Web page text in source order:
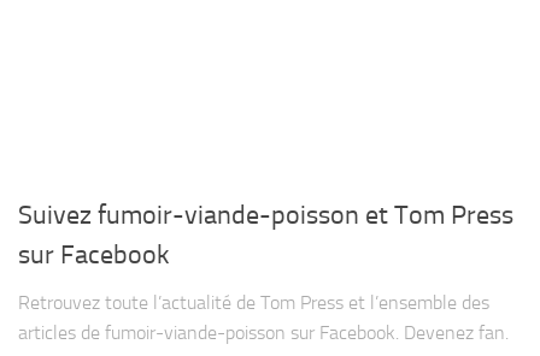
Suivez fumoir-viande-poisson et Tom Press
sur Facebook
Retrouvez toute l’actualité de Tom Press et l’ensemble des
articles de fumoir-viande-poisson sur Facebook. Devenez fan.